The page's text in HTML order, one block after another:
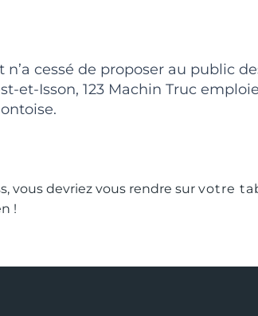
n’a cessé de proposer au public
et-Isson, 123 Machin Truc
vous devriez vous rendre sur votre
!